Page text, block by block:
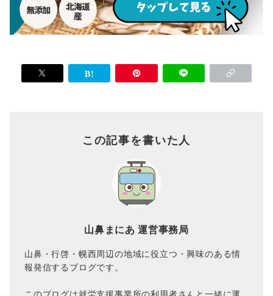
この記事を書いた人
山鼻まにあ 運営事務局
山鼻・行啓・幌西周辺の地域に役立つ・興味のある情
報発信するブログです。
このブログは就労支援事業所の利用者さんと一緒に運